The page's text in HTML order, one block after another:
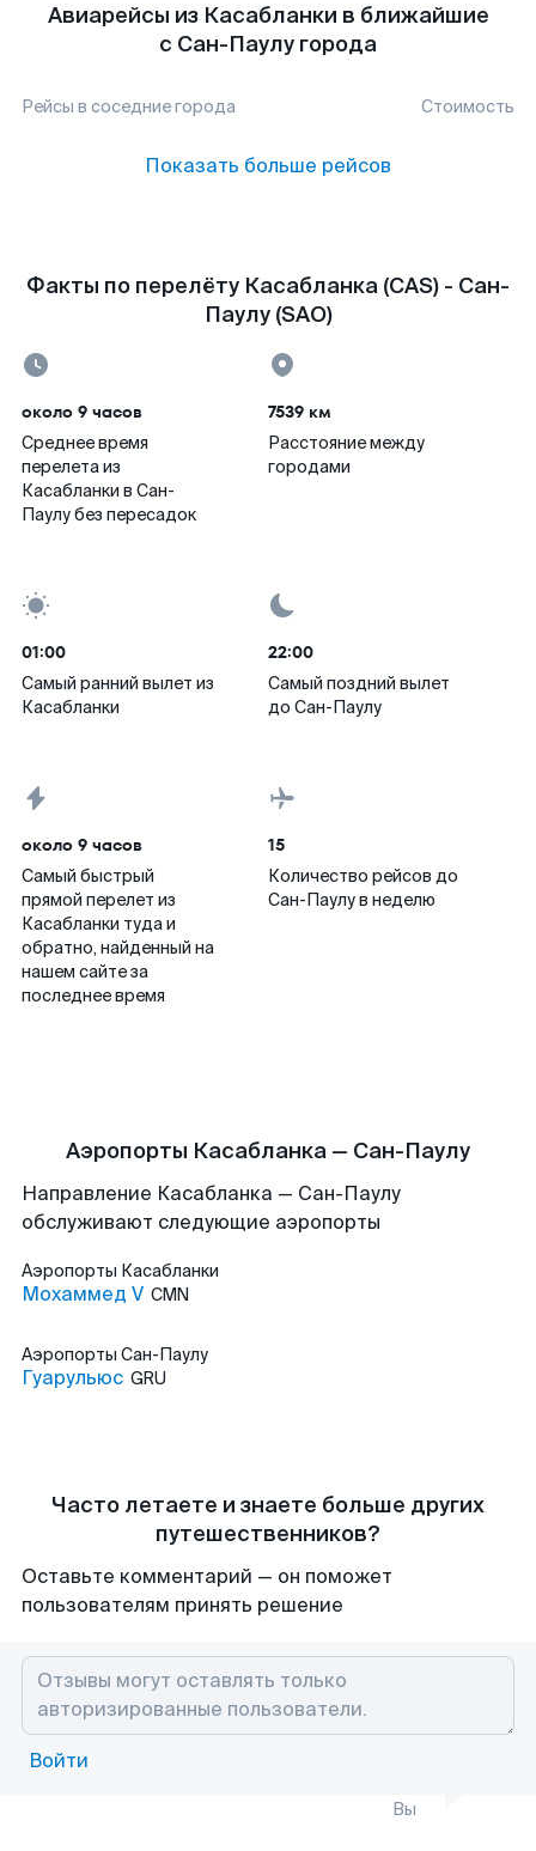
Авиарейсы из Касабланки в ближайшие
с Сан-Паулу города
Рейсы в соседние города Стоимость
Показать больше рейсов
Факты по перелёту Касабланка (CAS) - Сан-
Паулу (SAO)
около 9 часов
Среднее время
перелета из
Касабланки в Сан-
Паулу без пересадок
7539 км
Расстояние между
городами
01:00
Самый ранний вылет из
Касабланки
22:00
Самый поздний вылет
до Сан-Паулу
около 9 часов
Самый быстрый
прямой перелет из
Касабланки туда и
обратно, найденный на
нашем сайте за
последнее время
15
Количество рейсов до
Сан-Паулу в неделю
Аэропорты Касабланка — Сан-Паулу
Направление Касабланка — Сан-Паулу
обслуживают следующие аэропорты
Аэропорты Касабланки
Мохаммед V CMN
Аэропорты Сан-Паулу
Гуарульюс GRU
Часто летаете и знаете больше других
путешественников?
Оставьте комментарий — он поможет
пользователям принять решение
Войти
Вы